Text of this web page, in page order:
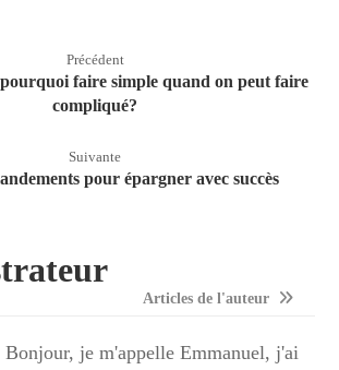
Précédent
faire simple quand on peut faire
compliqué?
Suivante
pour épargner avec succès
Articles de l'auteur
Bonjour, je m'appelle Emmanuel, j'ai